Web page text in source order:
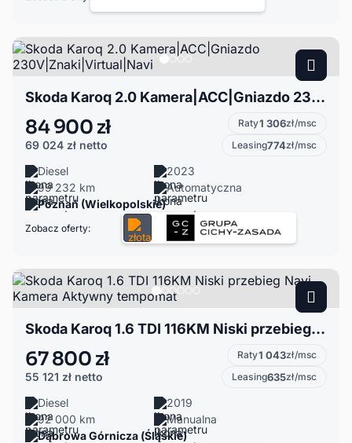
Skoda Karoq 2.0 Kamera|ACC|Gniazdo 230V|Znaki|Virtual|Navi
84 900 zł
69 024 zł netto
Raty1 306zł/msc
Leasing774zł/msc
Diesel
2023
99 232 km
Automatyczna
Poznań (Wielkopolskie)
Zobacz oferty:
Skoda Karoq 1.6 TDI 116KM Niski przebieg Navi Kamera Aktywny tempomat
67 800 zł
55 121 zł netto
Raty1 043zł/msc
Leasing635zł/msc
Diesel
2019
92 000 km
Manualna
Dąbrowa Górnicza (Śląskie)